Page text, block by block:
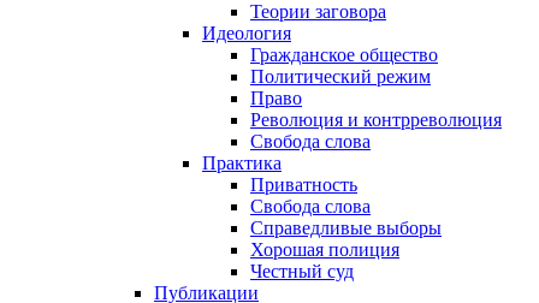
Теории заговора
Идеология
Гражданское общество
Политический режим
Право
Революция и контрреволюция
Свобода слова
Практика
Приватность
Свобода слова
Справедливые выборы
Хорошая полиция
Честный суд
Публикации